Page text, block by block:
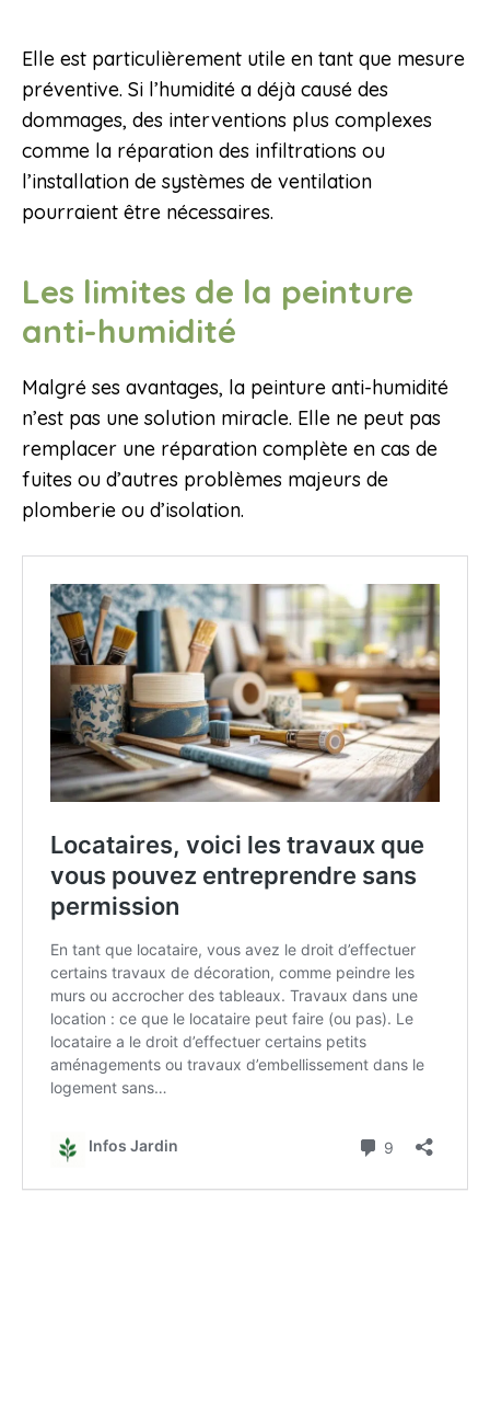
Elle est particulièrement utile en tant que mesure
préventive. Si l’humidité a déjà causé des
dommages, des interventions plus complexes
comme la réparation des infiltrations ou
l’installation de systèmes de ventilation
pourraient être nécessaires.
Les limites de la peinture
anti-humidité
Malgré ses avantages, la peinture anti-humidité
n’est pas une solution miracle. Elle ne peut pas
remplacer une réparation complète en cas de
fuites ou d’autres problèmes majeurs de
plomberie ou d’isolation.